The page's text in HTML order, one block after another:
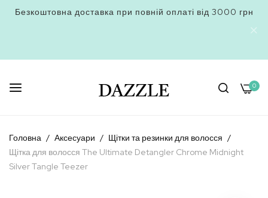
Безкоштовна доставка при повній оплаті від 3000 грн
0
to
Content
Головна Аксесуари
Щітки та резинки для волосся
Щітка для волосся The Ultimate Detangler Chrome Midnight
Silver Tangle Teezer